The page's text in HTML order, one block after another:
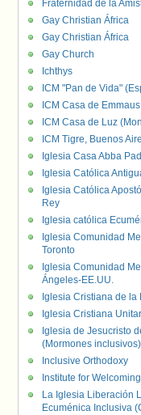
Fraternidad de la
Gay Christian África
Gay Christian África
Gay Church
Ichthys
ICM "Pan de Vida"
ICM Casa de
ICM Casa de Luz
ICM Tigre, Buenos
Iglesia Casa Abba
Iglesia Católica
Iglesia Católica
Rey
Iglesia católica
Iglesia Comunidad
Toronto
Iglesia Comunidad
Ángeles-EE.UU.
Iglesia Cristiana de la
Iglesia Cristiana
Iglesia de Jesucristo
(Mormones
Inclusive Orthodoxy
Institute for
La Iglesia Liberación
Ecuménica Inclusiva